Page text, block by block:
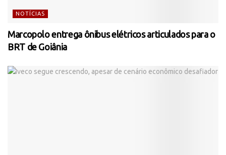
NOTÍCIAS
Marcopolo entrega ônibus elétricos articulados para o
BRT de Goiânia